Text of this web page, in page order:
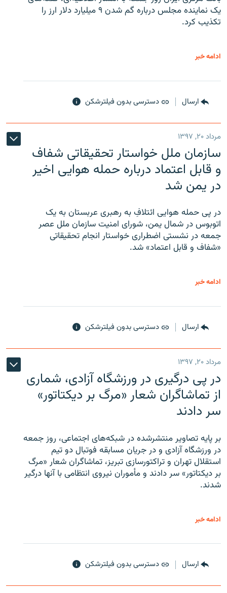
یک نماینده مجلس درباره گم شدن ۹ میلیارد دلار ارز را
تکذیب کرد.
ادامه خبر
ارسال دسترسی بدون فیلترشکن
مرداد ۲۰, ۱۳۹۷
سازمان ملل خواستار تحقیقاتی شفاف
و قابل اعتماد درباره حمله هوایی اخیر
در یمن شد
در پی حمله هوایی ائتلافِ به رهبری عربستان به یک
اتوبوس در شمال یمن، شورای امنیت سازمان ملل عصر
جمعه در نشستی اضطراری خواستار انجام تحقیقاتی
«شفاف و قابل اعتماد» شد.
ادامه خبر
ارسال دسترسی بدون فیلترشکن
مرداد ۲۰, ۱۳۹۷
در پی درگیری در ورزشگاه آزادی، شماری
از تماشاگران شعار «مرگ بر دیکتاتور»
سر دادند
بر پایه تصاویر منتشرشده در شبکه‌های اجتماعی، روز جمعه
در ورزشگاه آزادی و در جریان مسابقه فوتبال دو تیم
استقلال تهران و تراکتورسازی تبریز، تماشاگران شعار «مرگ
بر دیکتاتور» سر دادند و مأموران نیروی انتظامی با آنها درگیر
شدند.
ادامه خبر
ارسال دسترسی بدون فیلترشکن